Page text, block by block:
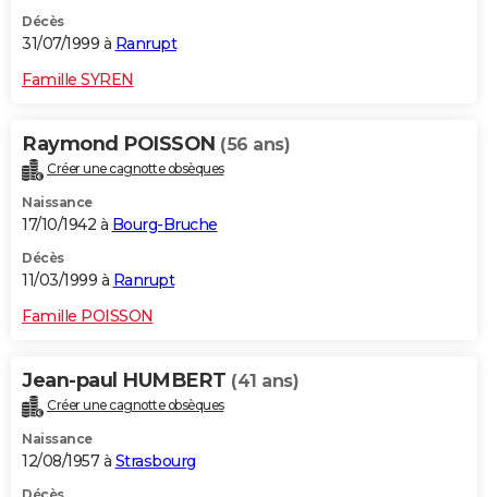
Décès
31/07/1999 à Ranrupt
Famille SYREN
Raymond POISSON (56 ans)
Créer une cagnotte obsèques
Naissance
17/10/1942 à Bourg-Bruche
Décès
11/03/1999 à Ranrupt
Famille POISSON
Jean-paul HUMBERT (41 ans)
Créer une cagnotte obsèques
Naissance
12/08/1957 à Strasbourg
Décès